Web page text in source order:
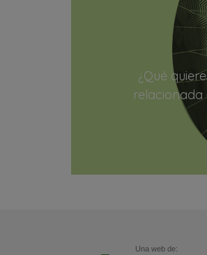
¿Qué
Una web de: